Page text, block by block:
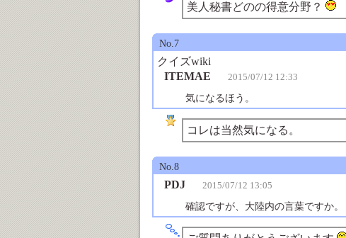
美人秘書どのの得意分野？
No.7
クイズwiki
ITEMAE
2015/07/12 12:33
気になるほう。
コレは当然気になる。
No.8
PDJ 2015/07/12 13:05
確認ですが、大陸内の言葉ですか。